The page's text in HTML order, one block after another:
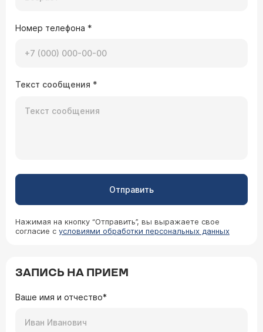
Номер телефона *
Текст сообщения *
Отправить
Нажимая на кнопку “Отправить”, вы выражаете свое
согласие с условиями обработки персональных данных
ЗАПИСЬ НА ПРИЕМ
Ваше имя и отчество*